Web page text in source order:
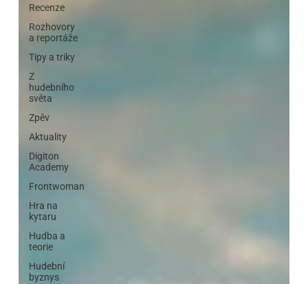
Recenze
Rozhovory
a reportáže
Tipy a triky
Z
hudebního
světa
Zpěv
Aktuality
Digiton
Academy
Frontwoman
Hra na
kytaru
Hudba a
teorie
Hudební
byznys